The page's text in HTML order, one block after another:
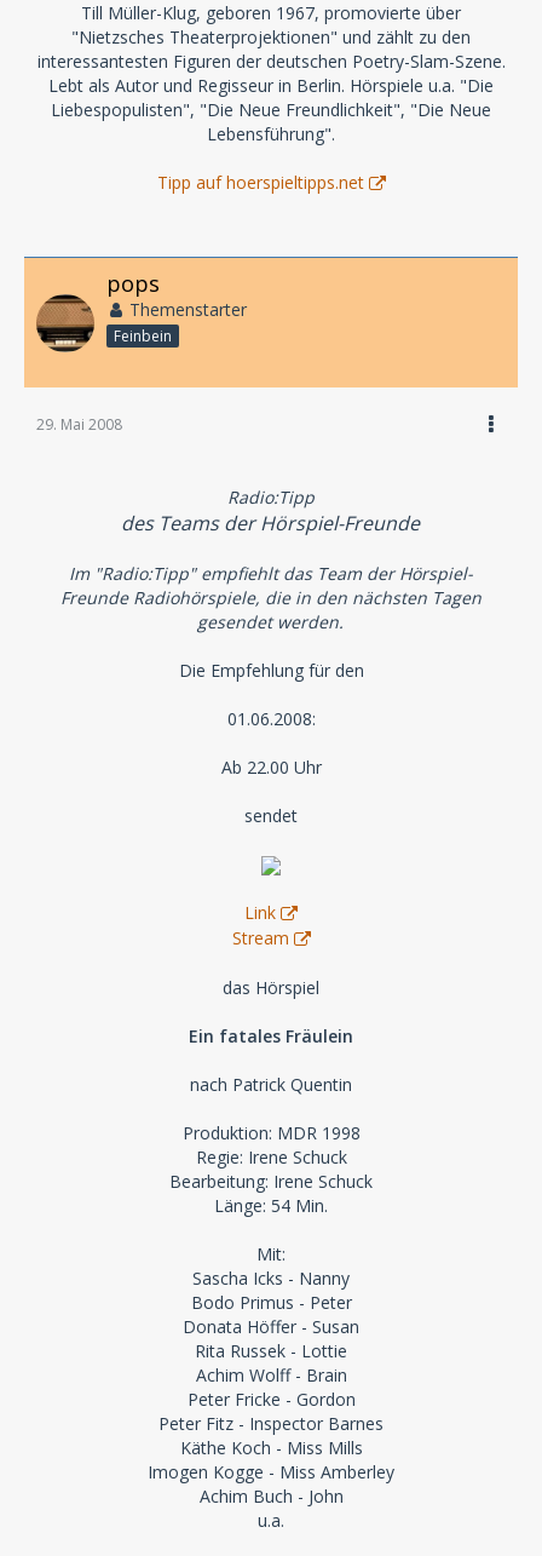
Till Müller-Klug, geboren 1967, promovierte über
"Nietzsches Theaterprojektionen" und zählt zu den
interessantesten Figuren der deutschen Poetry-Slam-Szene.
Lebt als Autor und Regisseur in Berlin. Hörspiele u.a. "Die
Liebespopulisten", "Die Neue Freundlichkeit", "Die Neue
Lebensführung".
Tipp auf hoerspieltipps.net
pops
Themenstarter
Feinbein
29. Mai 2008
Radio:Tipp
des Teams der Hörspiel-Freunde
Im "Radio:Tipp" empfiehlt das Team der Hörspiel-
Freunde Radiohörspiele, die in den nächsten Tagen
gesendet werden.
Die Empfehlung für den
01.06.2008:
Ab 22.00 Uhr
sendet
Link
Stream
das Hörspiel
Ein fatales Fräulein
nach Patrick Quentin
Produktion: MDR 1998
Regie: Irene Schuck
Bearbeitung: Irene Schuck
Länge: 54 Min.
Mit:
Sascha Icks - Nanny
Bodo Primus - Peter
Donata Höffer - Susan
Rita Russek - Lottie
Achim Wolff - Brain
Peter Fricke - Gordon
Peter Fitz - Inspector Barnes
Käthe Koch - Miss Mills
Imogen Kogge - Miss Amberley
Achim Buch - John
u.a.